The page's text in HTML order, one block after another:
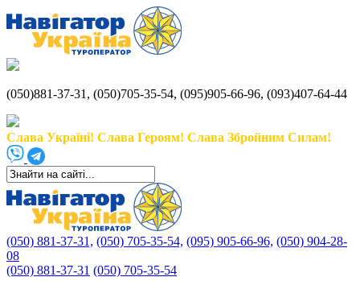
(050)881-37-31, (050)705-35-54, (095)905-66-96, (093)407-64-44
Слава Україні! Слава Героям! Слава Збройним Силам!
(050) 881-37-31, (050) 705-35-54, (095) 905-66-96, (050) 904-28-
08
(050) 881-37-31 (050) 705-35-54